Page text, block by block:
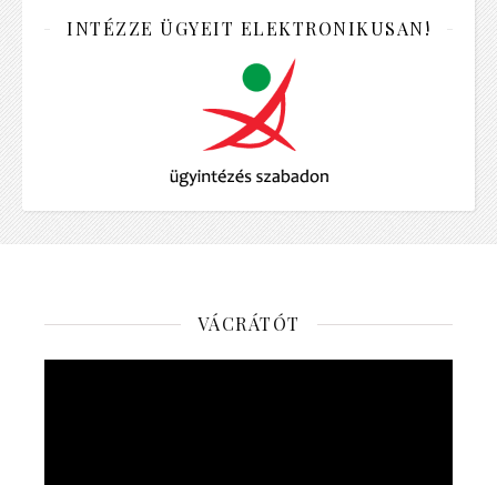
INTÉZZE ÜGYEIT ELEKTRONIKUSAN!
VÁCRÁTÓT